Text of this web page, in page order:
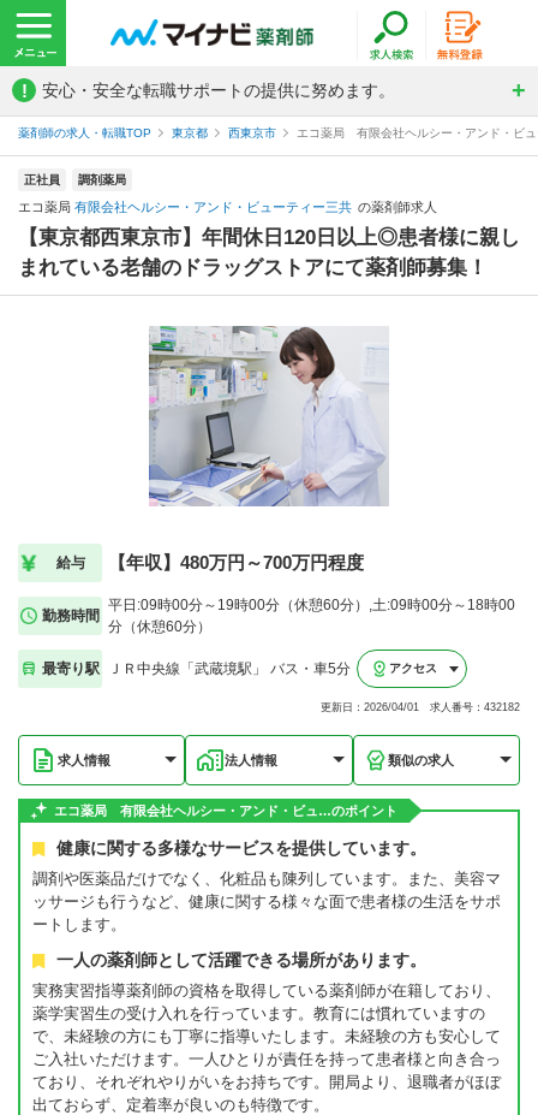
! 安心・安全な転職サポートの提供に努めます。
薬剤師の求人・転職TOP 東京都 西東京市 エコ薬局 有限会社ヘルシー・アンド・ビ
正社員 調剤薬局
エコ薬局 有限会社ヘルシー・アンド・ビューティー三共 の薬剤師求人
【東京都西東京市】年間休日120日以上◎患者様に親し
まれている老舗のドラッグストアにて薬剤師募集！
給与 【年収】480万円～700万円程度
勤務時間
平日:09時00分～19時00分（休憩60分）,土:09時00分～18時00
分（休憩60分）
最寄り駅 ＪＲ中央線「武蔵境駅」 バス・車5分 アクセス
更新日：2026/04/01 求人番号：432182
求人情報 法人情報 類似の求人
エコ薬局 有限会社ヘルシー・アンド・ビュ…のポイント
健康に関する多様なサービスを提供しています。
調剤や医薬品だけでなく、化粧品も陳列しています。また、美容マ
ッサージも行うなど、健康に関する様々な面で患者様の生活をサポ
ートします。
一人の薬剤師として活躍できる場所があります。
実務実習指導薬剤師の資格を取得している薬剤師が在籍しており、
薬学実習生の受け入れを行っています。教育には慣れていますの
で、未経験の方にも丁寧に指導いたします。未経験の方も安心して
ご入社いただけます。一人ひとりが責任を持って患者様と向き合っ
ており、それぞれやりがいをお持ちです。開局より、退職者がほぼ
出ておらず、定着率が良いのも特徴です。